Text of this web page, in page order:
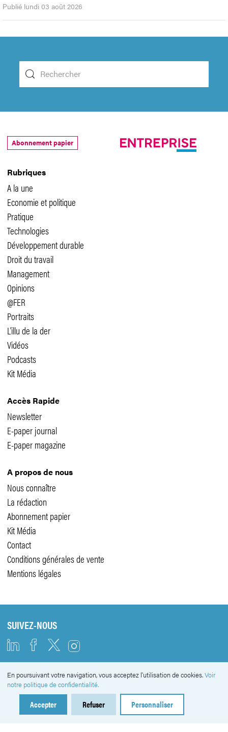
Publié lundi 03 août 2026
Rubriques
A la une
Economie et politique
Pratique
Technologies
Développement durable
Droit du travail
Management
Opinions
@FER
Portraits
L'illu de la der
Vidéos
Podcasts
Kit Média
Accès Rapide
Newsletter
E-paper journal
E-paper magazine
A propos de nous
Nous connaître
La rédaction
Abonnement papier
Kit Média
Contact
Conditions générales de vente
Mentions légales
Abonnement papier
SUIVEZ-NOUS
NEWSLETTER
En poursuivant votre navigation, vous acceptez l'utilisation de cookies.Voir
notre politique de confidentialité.
Accepter Refuser Personnaliser